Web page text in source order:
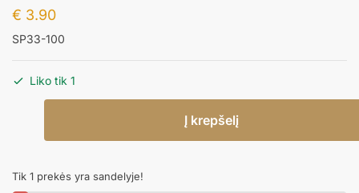
€ 3.90
SP33-100
Liko tik 1
Popierinės
MIX
Į krepšelį
Tik 1 prekės yra sandelyje!